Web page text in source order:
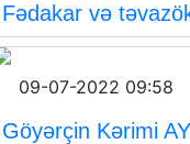
Fədakar və
09-07-2022 09:58
Göyərçin Kərimi